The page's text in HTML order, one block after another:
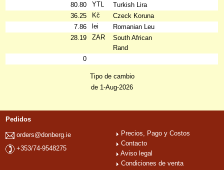
80.80
YTL
Turkish Lira
36.25
Kč
Czeck Koruna
7.86
lei
Romanian Leu
28.19
ZAR
South African
Rand
0
Tipo de cambio
de 1-Aug-2026
Pedidos
orders@donberg.ie
+353/74-9548275
Precios, Pago y Costos
Contacto
Aviso legal
Condiciones de venta